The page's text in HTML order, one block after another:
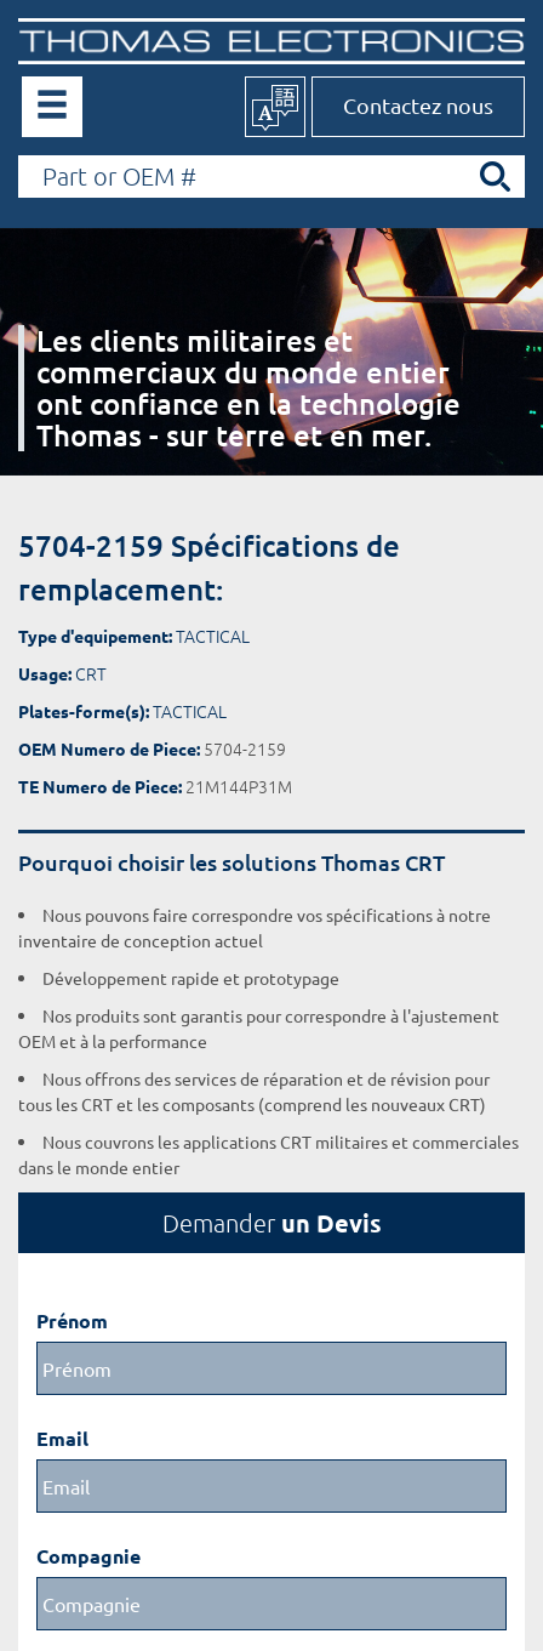
Contactez nous
Les clients militaires et
commerciaux du monde entier
ont confiance en la technologie
Thomas - sur terre et en mer.
5704-2159 Spécifications de
remplacement:
Type d'equipement:TACTICAL
Usage: CRT
Plates-forme(s):TACTICAL
OEM Numero de Piece: 5704-2159
TE Numero de Piece: 21M144P31M
Pourquoi choisir les solutions Thomas CRT
Nous pouvons faire correspondre vos spécifications à notre
inventaire de conception actuel
Développement rapide et prototypage
Nos produits sont garantis pour correspondre à l'ajustement
OEM et à la performance
Nous offrons des services de réparation et de révision pour
tous les CRT et les composants (comprend les nouveaux CRT)
Nous couvrons les applications CRT militaires et commerciales
dans le monde entier
Demander un Devis
Prénom
Email
Compagnie